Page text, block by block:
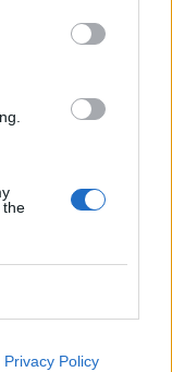
the
Privacy Policy